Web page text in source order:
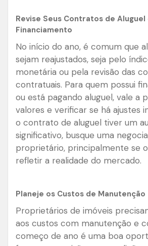
Revise Seus Contratos de Aluguel
Financiamento
No início do ano, é comum que
sejam reajustados, seja pelo
monetária ou pela revisão das
contratuais. Para quem possui
ou está pagando aluguel, vale a
valores e verificar se há ajustes
o contrato de aluguel tiver um
significativo, busque uma
proprietário, principalmente se
refletir a realidade do mercado.
Planeje os Custos de Manutenção
Proprietários de imóveis
aos custos com manutenção e
começo de ano é uma boa